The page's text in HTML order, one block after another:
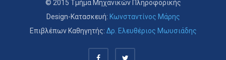
© 2015 Τμήμα Μηχανικών Πληροφορικής
Design-Κατασκευή: Κωνσταντίνος Μάρης
Επιβλέπων Καθηγητής: Δρ. Ελευθέριος Μωυσιάδης